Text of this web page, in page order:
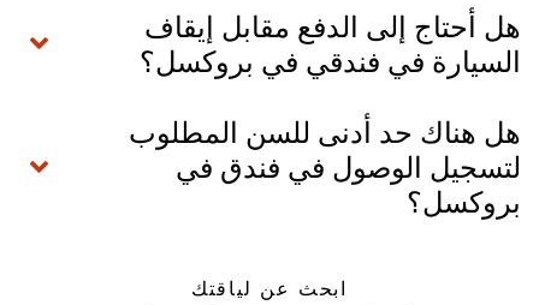
هل أحتاج إلى الدفع مقابل إيقاف
السيارة في فندقي في بروكسل؟
هل هناك حد أدنى للسن المطلوب
لتسجيل الوصول في فندق في
بروكسل؟
ابحث عن لياقتك